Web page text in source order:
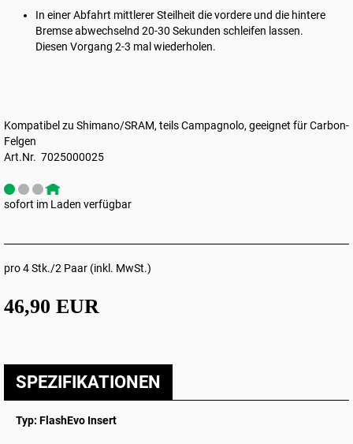
In einer Abfahrt mittlerer Steilheit die vordere und die hintere
Bremse abwechselnd 20-30 Sekunden schleifen lassen.
Diesen Vorgang 2-3 mal wiederholen.
Kompatibel zu Shimano/SRAM, teils Campagnolo, geeignet für Carbon-
Felgen
Art.Nr. 7025000025
sofort im Laden verfügbar
pro 4 Stk./2 Paar (inkl. MwSt.)
46,90 EUR
SPEZIFIKATIONEN
Typ: FlashEvo Insert